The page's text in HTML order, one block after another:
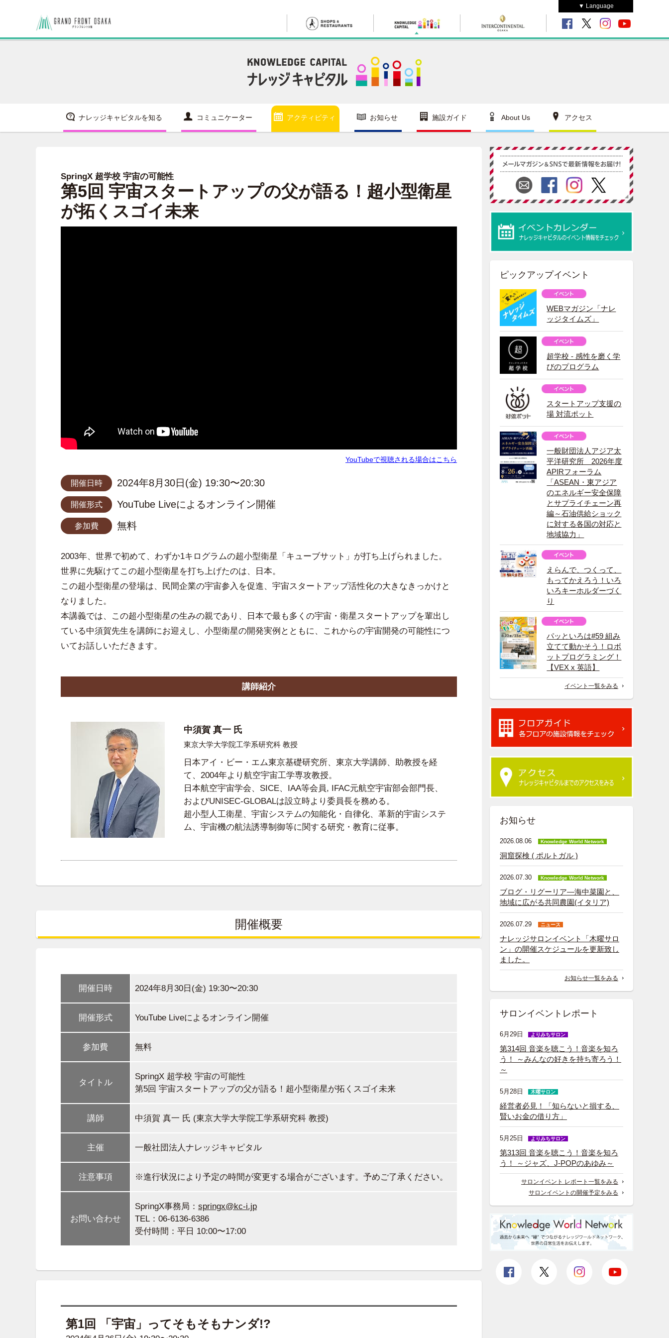
▼ Language
ナレッジキャピタルを知る コミュニケーター アクティビティ お知らせ 施設ガイド About Us アクセス
SpringX 超学校 宇宙の可能性
第5回 宇宙スタートアップの父が語る！超小型衛星
が拓くスゴイ未来
YouTubeで視聴される場合はこちら
開催日時 2024年8月30日(金) 19:30〜20:30
開催形式 YouTube Liveによるオンライン開催
参加費 無料
2003年、世界で初めて、わずか1キログラムの超小型衛星「キューブサット」が打ち上げられました。
世界に先駆けてこの超小型衛星を打ち上げたのは、日本。
この超小型衛星の登場は、民間企業の宇宙参入を促進、宇宙スタートアップ活性化の大きなきっかけと
なりました。
本講義では、この超小型衛星の生みの親であり、日本で最も多くの宇宙・衛星スタートアップを輩出し
ている中須賀先生を講師にお迎えし、小型衛星の開発実例とともに、これからの宇宙開発の可能性につ
いてお話しいただきます。
講師紹介
中須賀 真一 氏
東京大学大学院工学系研究科 教授
日本アイ・ビー・エム東京基礎研究所、東京大学講師、助教授を経
て、2004年より航空宇宙工学専攻教授。
日本航空宇宙学会、SICE、IAA等会員, IFAC元航空宇宙部会部門長、
およびUNISEC-GLOBALは設立時より委員長を務める。
超小型人工衛星、宇宙システムの知能化・自律化、革新的宇宙システ
ム、宇宙機の航法誘導制御等に関する研究・教育に従事。
開催概要
開催日時 2024年8月30日(金) 19:30〜20:30
開催形式 YouTube Liveによるオンライン開催
参加費 無料
タイトル
SpringX 超学校 宇宙の可能性
第5回 宇宙スタートアップの父が語る！超小型衛星が拓くスゴイ未来
講師 中須賀 真一 氏 (東京大学大学院工学系研究科 教授)
主催 一般社団法人ナレッジキャピタル
注意事項 ※進行状況により予定の時間が変更する場合がございます。予めご了承ください。
お問い合わせ
SpringX事務局： springx@kc-i.jp
TEL：06-6136-6386
受付時間：平日 10:00〜17:00
第1回 「宇宙」ってそもそもナンダ!?
ピックアップイベント
WEBマガジン「ナレ
ッジタイムズ」
超学校 - 感性を磨く学
びのプログラム
スタートアップ支援の
場 対流ポット
一般財団法人アジア太
平洋研究所 2026年度
APIRフォーラム
「ASEAN・東アジア
のエネルギー安全保障
とサプライチェーン再
編～石油供給ショック
に対する各国の対応と
地域協力」
えらんで、つくって、
もってかえろう！いろ
いろキーホルダーづく
り
パッといろは#59 組み
立てて動かそう！ロボ
ットプログラミング！
【VEX x 英語】
イベント一覧をみる
お知らせ
2026.08.06 Knowledge World Network
洞窟探検 ( ポルトガル )
2026.07.30 Knowledge World Network
ブログ・リグーリア―海中菜園と、
地域に広がる共同農園(イタリア)
2026.07.29 ニュース
ナレッジサロンイベント「木曜サロ
ン」の開催スケジュールを更新致し
ました。
お知らせ一覧をみる
サロンイベントレポート
6月29日 よりみちサロン
第314回 音楽を聴こう！音楽を知ろ
う！ ～みんなの好きを持ち寄ろう！
～
5月28日 木曜サロン
経営者必見！「知らないと損する、
賢いお金の借り方」
5月25日 よりみちサロン
第313回 音楽を聴こう！音楽を知ろ
う！ ～ジャズ、J-POPのあゆみ～
サロンイベント レポート一覧をみる
サロンイベントの開催予定をみる